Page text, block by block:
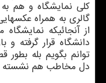
كلی نمایشگاه و هم
گالری به همراه
از آنجائیكه
دانشگاه قرار گرفته
توانم بگویم بله
دل مخاطب هم